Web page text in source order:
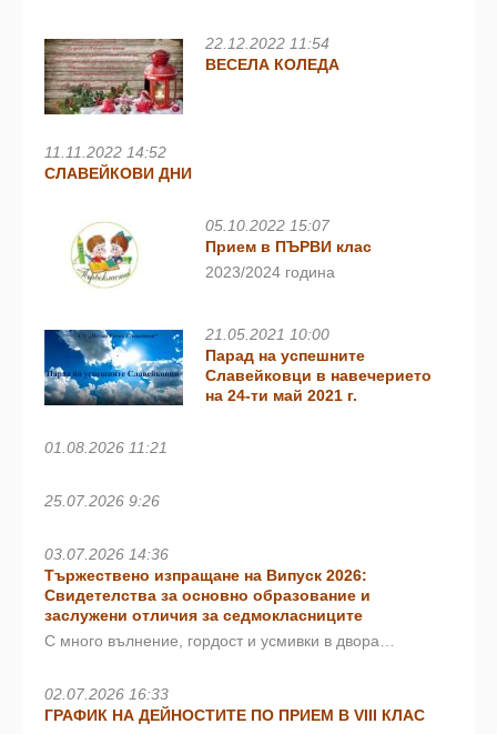
22.12.2022 11:54
ВЕСЕЛА КОЛЕДА
11.11.2022 14:52
СЛАВЕЙКОВИ ДНИ
05.10.2022 15:07
Прием в ПЪРВИ клас
2023/2024 година
21.05.2021 10:00
Парад на успешните
Славейковци в навечерието
на 24-ти май 2021 г.
01.08.2026 11:21
25.07.2026 9:26
03.07.2026 14:36
Тържествено изпращане на Випуск 2026:
Свидетелства за основно образование и
заслужени отличия за седмокласниците
С много вълнение, гордост и усмивки в двора…
02.07.2026 16:33
ГРАФИК НА ДЕЙНОСТИТЕ ПО ПРИЕМ В VIII КЛАС